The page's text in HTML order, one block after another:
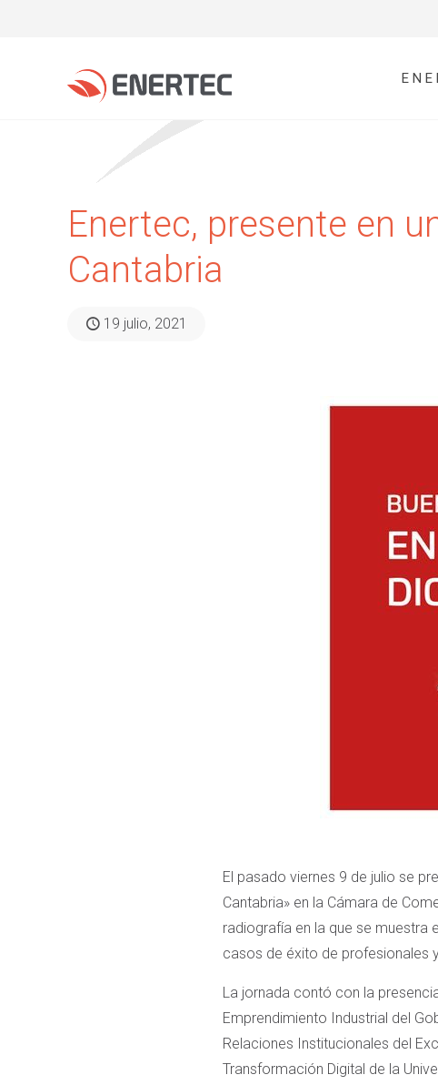
Enertec, presente en
Cantabria
19 julio, 2021
El pasado viernes 9 de julio se
Cantabria» en la Cámara de
radiografía en la que se muestra
casos de éxito de profesionales
La jornada contó con la
Emprendimiento Industrial del
Relaciones Institucionales del
Transformación Digital de la